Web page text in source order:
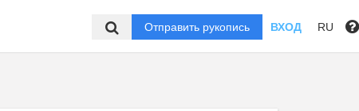
Отправить рукопись ВХОД RU